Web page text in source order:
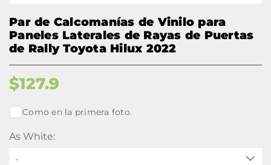
Par de Calcomanías de Vinilo para
Paneles Laterales de Rayas de Puertas
de Rally Toyota Hilux 2022
$127.9
Como en la primera foto.
As White:
-